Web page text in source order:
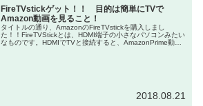
FireTVstickゲット！！ 目的は簡単にTVで
Amazon動画を見ること！
タイトルの通り、AmazonのFireTVstickを購入しまし
た！！FireTVStickとは、HDMI端子の小さなパソコンみたい
なものです。HDMIでTVと接続すると、AmazonPrime動画
2018.08.21